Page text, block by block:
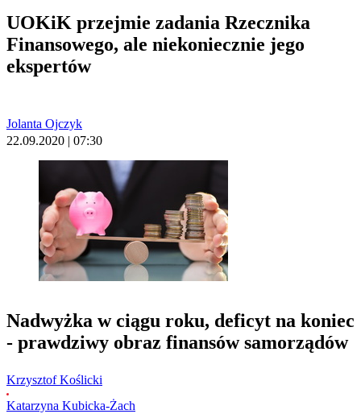
UOKiK przejmie zadania Rzecznika
Finansowego, ale niekoniecznie jego
ekspertów
Jolanta Ojczyk
22.09.2020 | 07:30
Nadwyżka w ciągu roku, deficyt na koniec
- prawdziwy obraz finansów samorządów
Krzysztof Koślicki
Katarzyna Kubicka-Żach